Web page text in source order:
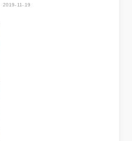
2019-11-19